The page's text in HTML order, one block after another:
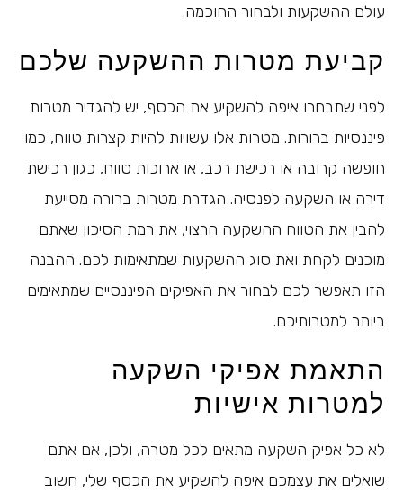
עולם ההשקעות ולבחור החוכמה.
קביעת מטרות ההשקעה שלכם
לפני שתבחרו איפה להשקיע את הכסף, יש להגדיר מטרות
פיננסיות ברורות. מטרות אלו עשויות להיות קצרות טווח, כמו
חופשה קרובה או רכישת רכב, או ארוכות טווח, כגון רכישת
דירה או השקעה לפנסיה. הגדרת מטרות ברורה מסייעת
להבין את הטווח ההשקעה הרצוי, את רמת הסיכון שאתם
מוכנים לקחת ואת סוג ההשקעות שמתאימות לכם. ההבנה
הזו תאפשר לכם לבחור את האפיקים הפיננסיים שמתאימים
ביותר למטרותיכם.
התאמת אפיקי השקעה
למטרות אישיות
לא כל אפיק השקעה מתאים לכל מטרה, ולכן, אם אתם
שואלים את עצמכם איפה להשקיע את הכסף שלי, חשוב